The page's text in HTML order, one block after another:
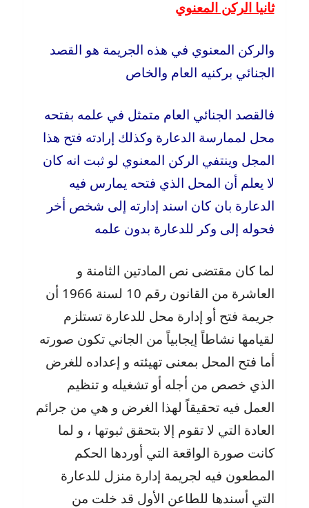
ثانيا الركن المعنوي
والركن المعنوي في هذه الجريمة هو القصد
الجنائي بركنيه العام والخاص
فالقصد الجنائي العام متمثل في علمه بفتحه
محل لممارسة الدعارة وكذلك إرادته فتح هذا
المجل وينتفي الركن المعنوي لو ثبت انه كان
لا يعلم أن المحل الذي فتحه يمارس فيه
الدعارة بان كان اسند إدارته إلى شخص أخر
فحوله إلى وكر للدعارة بدون علمه
لما كان مقتضى نص المادتين الثامنة و
العاشرة من القانون رقم 10 لسنة 1966 أن
جريمة فتح أو إدارة محل للدعارة تستلزم
لقيامها نشاطاً إيجابياً من الجاني تكون صورته
أما فتح المحل بمعنى تهيئته و إعداده للغرض
الذي خصص من أجله أو تشغيله و تنظيم
العمل فيه تحقيقاً لهذا الغرض و هي من جرائم
العادة التي لا تقوم إلا بتحقق ثبوتها ، و لما
كانت صورة الواقعة التي أوردها الحكم
المطعون فيه لجريمة إدارة منزل للدعارة
التي أسندها للطاعن الأول قد خلت من